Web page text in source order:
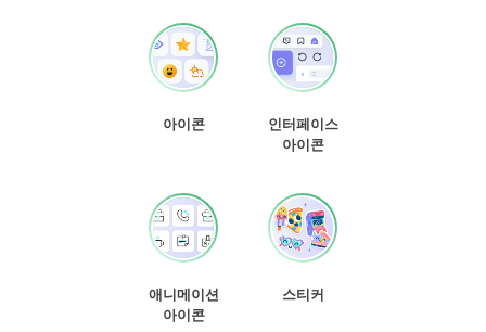
아이콘
인터페이스
아이콘
애니메이션
아이콘
스티커